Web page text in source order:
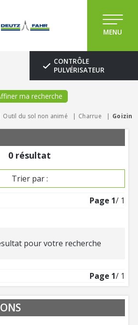
MENU
CONTRÔLE
PULVÉRISATEUR
ma recherche
Outil du sol non animé Charrue Goizin
0 résultat
Trier par :
Page 1/ 1
pour votre recherche
Page 1/ 1